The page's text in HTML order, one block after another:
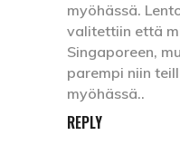
myöhässä.
valitettiin että
Singaporeen,
parempi niin
myöhässä..
REPLY